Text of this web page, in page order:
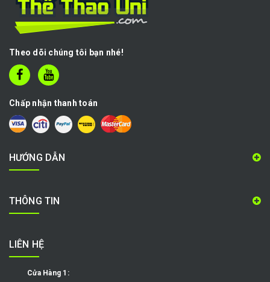
Theo dõi chúng tôi bạn nhé!
Chấp nhận thanh toán
HƯỚNG DẪN
THÔNG TIN
LIÊN HỆ
Cửa Hàng 1: